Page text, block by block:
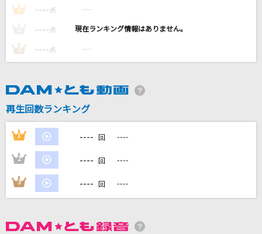
革命少女S
@onefive
[生音]明日晴れるかな
Rusty Nail(ビデオクリップバージョン)
X JAPAN
DAMの新曲・ランキングなど
1 ---- 点 ----
---- 点 ----
3 ---- 点 ----
再生回数ランキング
1 ---- 回 ----
2 ---- 回 ----
3 ---- 回 ----